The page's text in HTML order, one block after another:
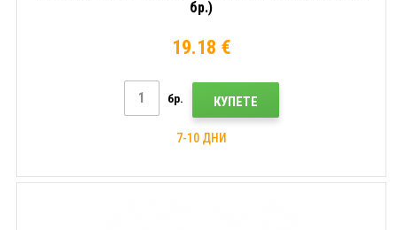
бр.)
19.18 €
бр. КУПЕТЕ
7-10 ДНИ